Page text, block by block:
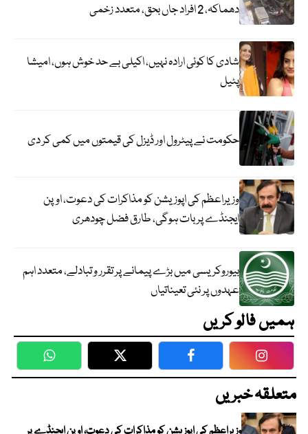
دھماکہ، 2 افراد جاں بحق، متعدد زخمی
شادی کا کوئی ارادہ نہیں، اکیلی بے حد خوش ہوں، امیشا
پٹیل
حکومت نے پیٹرول اور ڈیزل کی قیمتوں میں کمی کر دی
وزیراعظم کی اپوزیشن کو مذاکرات کی دعوت، اوپن
ایجنڈے پر بات ہوگی، طارق فضل چودھری
بیوروکریسی میں بڑے پیمانے پر تقرر و تبادلے، متعدد اہم
عہدوں پر نئی تعیناتیاں
ہمیں فالو کریں
WhatsApp Twitter Facebook
متعلقہ خبریں